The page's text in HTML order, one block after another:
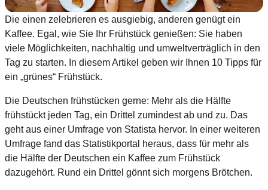
Die einen zelebrieren es ausgiebig, anderen genügt ein
Kaffee. Egal, wie Sie Ihr Frühstück genießen: Sie haben
viele Möglichkeiten, nachhaltig und umweltverträglich in den
Tag zu starten. In diesem Artikel geben wir Ihnen 10 Tipps für
ein „grünes“ Frühstück.
Die Deutschen frühstücken gerne: Mehr als die Hälfte
frühstückt jeden Tag, ein Drittel zumindest ab und zu. Das
geht aus einer Umfrage von Statista hervor. In einer weiteren
Umfrage fand das Statistikportal heraus, dass für mehr als
die Hälfte der Deutschen ein Kaffee zum Frühstück
dazugehört. Rund ein Drittel gönnt sich morgens Brötchen.